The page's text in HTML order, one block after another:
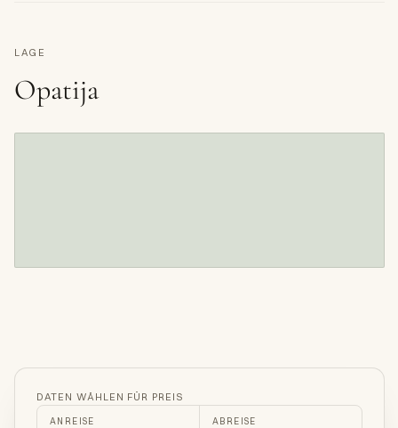
LAGE
Opatija
DATEN WÄHLEN FÜR PREIS
ANREISE ABREISE